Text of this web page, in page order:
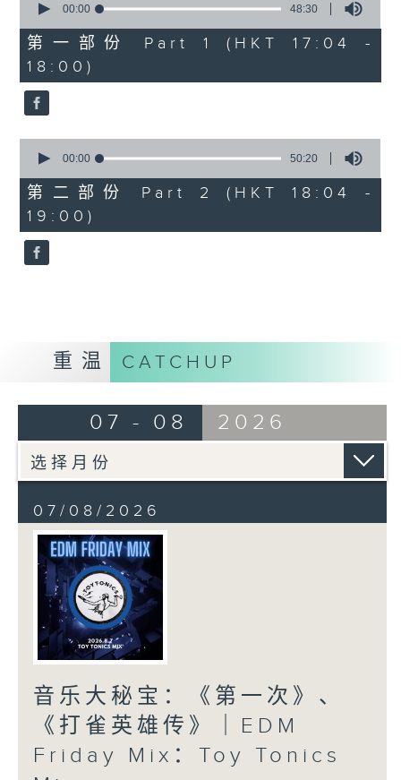
1800
〈音乐大秘宝〉
彬臣の秘宝：张国荣 - 第一次
波盛の秘宝：许冠杰 - 打雀英雄传
.
1830
〈EDM Friday Mix：Toy Tonics
Mix〉
Fimiani - Cuentame
Davide Dev - Make It Less
ALOT, Carlota Urdiales - Vida
Nueva
seconds
48
minutes,
30
seconds
00:00 48:30
第一部份 Part 1 (HKT 17:04 -
18:00)
seconds
50
minutes,
20
seconds
00:00 50:20
第二部份 Part 2 (HKT 18:04 -
19:00)
重温 CATCHUP
07 - 08 2026
07/08/2026
音乐大秘宝：《第一次》、
《打雀英雄传》｜EDM
Friday Mix：Toy Tonics